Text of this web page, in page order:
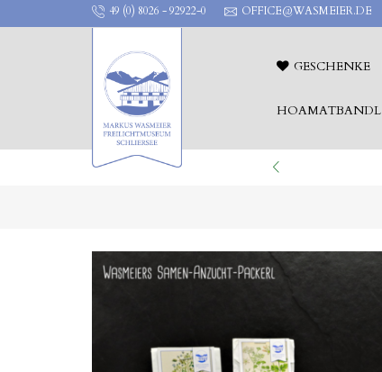
49 (0) 8026 - 92922-0 OFFICE@WASMEIER.DE
GESCHENKE
HOAMATBANDL
!